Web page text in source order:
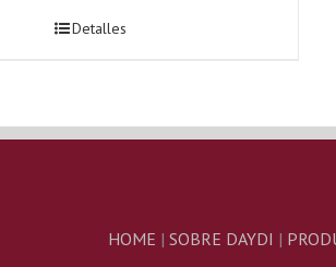
Detalles
HOME | SOBRE DAYDI |